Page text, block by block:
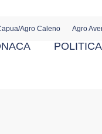
Agro Caleno Agro
POLITICA